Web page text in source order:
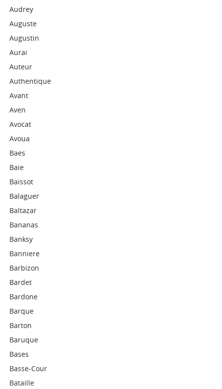
Audrey
Auguste
Augustin
Aurai
Auteur
Authentique
Avant
Aven
Avocat
Avoua
Baes
Baie
Baissot
Balaguer
Baltazar
Bananas
Banksy
Banniere
Barbizon
Bardet
Bardone
Barque
Barton
Baruque
Bases
Basse-Cour
Bataille